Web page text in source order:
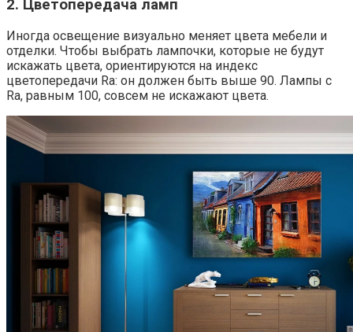
2. Цветопередача ламп
Иногда освещение визуально меняет цвета мебели и
отделки. Чтобы выбрать лампочки, которые не будут
искажать цвета, ориентируются на индекс
цветопередачи Ra: он должен быть выше 90. Лампы с
Ra, равным 100, совсем не искажают цвета.